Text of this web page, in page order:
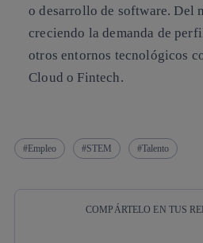
o desarrollo de software. Del
creciendo la demanda de
otros entornos tecnológicos
Cloud o Fintech.
Empleo STEM Talento
COMPÁRTELO EN TUS